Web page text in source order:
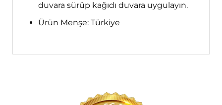
duvara sürüp kağıdı duvara uygulayın.
Ürün Menşe: Türkiye